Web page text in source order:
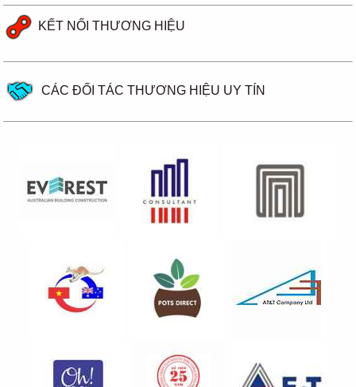
KẾT NỐI THƯƠNG HIỆU
CÁC ĐỐI TÁC THƯƠNG HIỆU UY TÍN